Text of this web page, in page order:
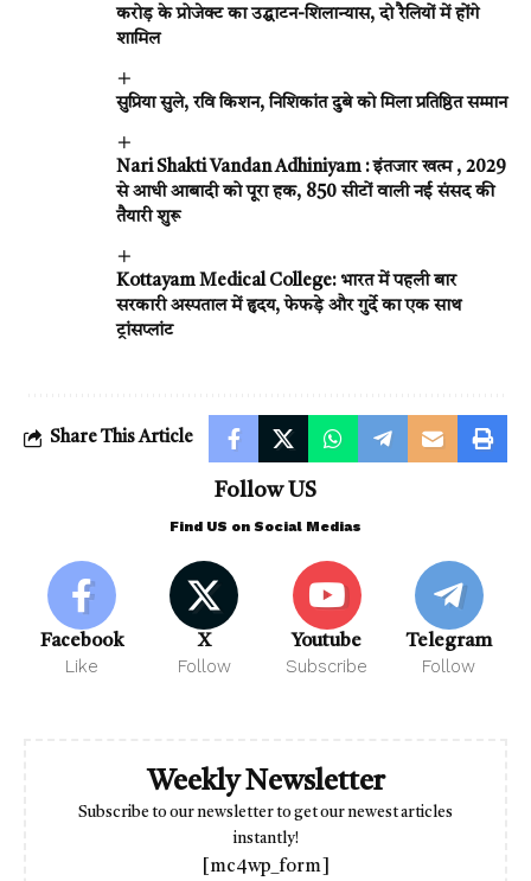
करोड़ के प्रोजेक्ट का उद्घाटन-शिलान्यास, दो रैलियों में होंगे
शामिल
सुप्रिया सुले, रवि किशन, निशिकांत दुबे को मिला प्रतिष्ठित सम्मान
Nari Shakti Vandan Adhiniyam : इंतजार खत्म , 2029
से आधी आबादी को पूरा हक, 850 सीटों वाली नई संसद की
तैयारी शुरू
Kottayam Medical College: भारत में पहली बार
सरकारी अस्पताल में हृदय, फेफड़े और गुर्दे का एक साथ
ट्रांसप्लांट
Share This Article
Follow US
Find US on Social Medias
Facebook
Like
X
Follow
Youtube
Subscribe
Telegram
Follow
Weekly Newsletter
Subscribe to our newsletter to get our newest articles
instantly!
[mc4wp_form]